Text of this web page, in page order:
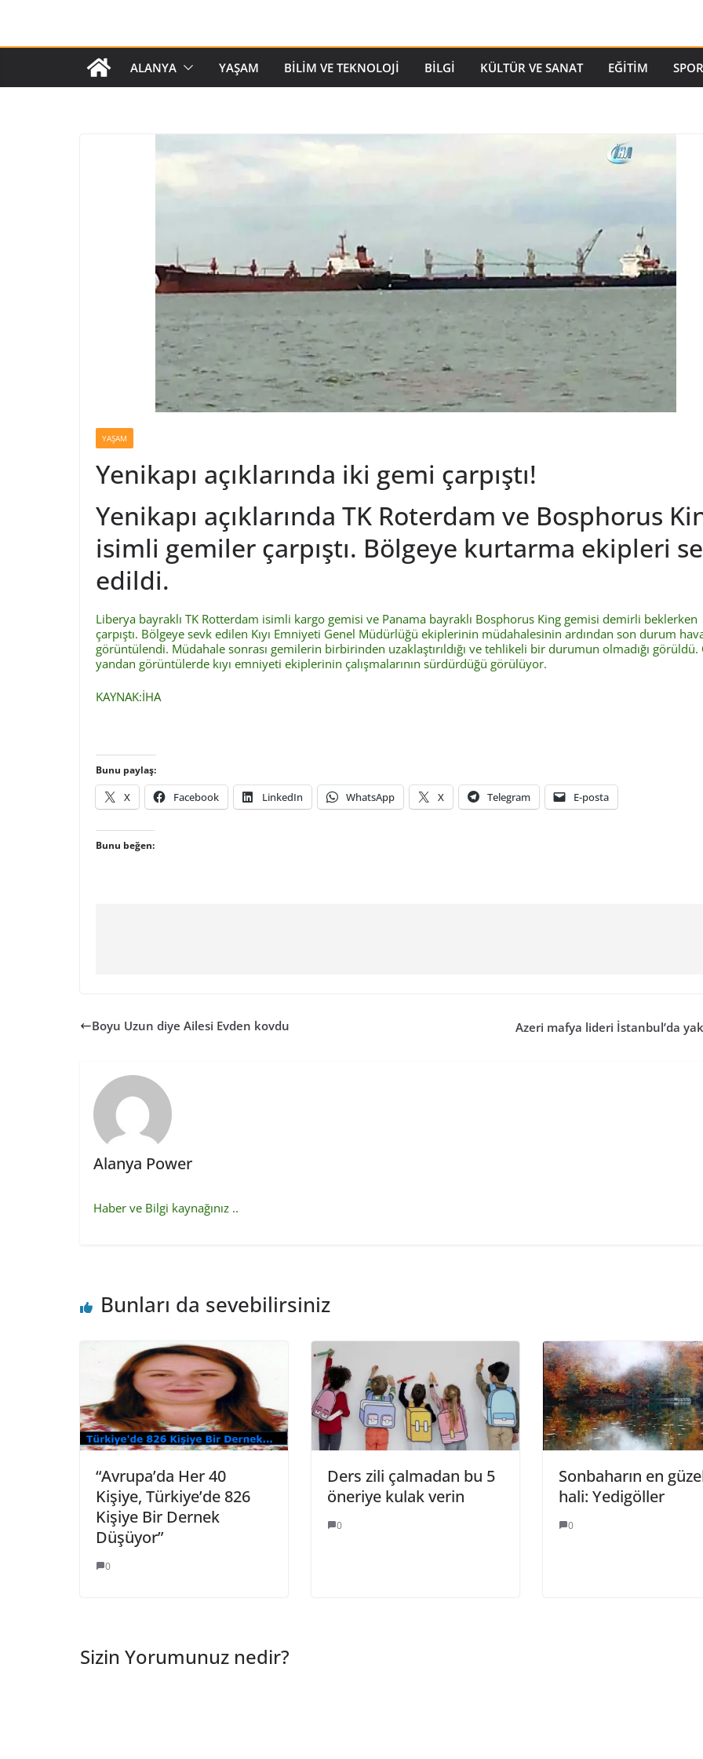
ALANYA YAŞAM BILIM VE TEKNOLOJI BILGI KÜLTÜR VE SANAT EĞITIM SPOR
YAŞAM
Yenikapı açıklarında iki gemi çarpıştı!
Yenikapı açıklarında TK Roterdam ve Bosphorus
isimli gemiler çarpıştı. Bölgeye kurtarma ekipleri
edildi.
Liberya bayraklı TK Rotterdam isimli kargo gemisi ve Panama bayraklı Bosphorus King gemisi demirli beklerken
çarpıştı. Bölgeye sevk edilen Kıyı Emniyeti Genel Müdürlüğü ekiplerinin müdahalesinin ardından son durum
görüntülendi. Müdahale sonrası gemilerin birbirinden uzaklaştırıldığı ve tehlikeli bir durumun olmadığı görüldü.
yandan görüntülerde kıyı emniyeti ekiplerinin çalışmalarının sürdürdüğü görülüyor.
KAYNAK:İHA
Bunu paylaş:
X Facebook LinkedIn WhatsApp X Telegram E-posta
Bunu beğen:
Boyu Uzun diye Ailesi Evden kovdu Azeri mafya lideri İstanbul’da
Alanya Power
Haber ve Bilgi kaynağınız ..
Bunları da sevebilirsiniz
“Avrupa’da Her 40
Kişiye, Türkiye’de 826
Kişiye Bir Dernek
Düşüyor”
0
Ders zili çalmadan bu 5
öneriye kulak verin
0
Sonbaharın en
hali: Yedigöller
0
Sizin Yorumunuz nedir?